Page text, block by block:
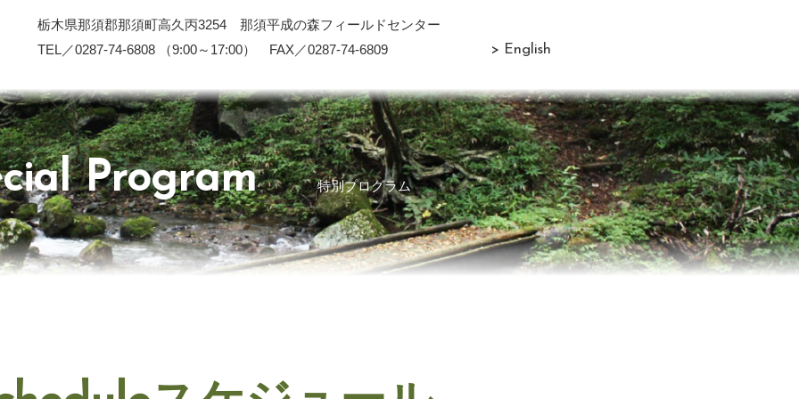
栃木県那須郡那須町高久丙3254 那須平成の森フィールドセンター
TEL／0287-74-6808 （9:00～17:00） FAX／0287-74-6809
> English
Program 特別プログラム